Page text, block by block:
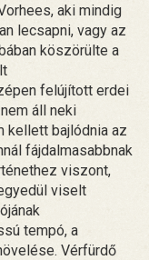
aki mindig
lecsapni, vagy az
köszörülte a
felújított erdei
áll neki
kellett bajlódnia az
fájdalmasabbnak
viszont,
viselt
tempó, a
Vérfürdő